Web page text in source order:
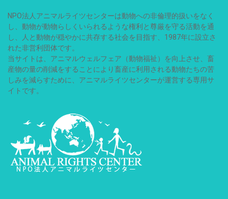
NPO法人アニマルライツセンターは動物への非倫理的扱いをなく
し、動物が動物らしくいられるような権利と尊厳を守る活動を通
し、人と動物が穏やかに共存する社会を目指す、1987年に設立さ
れた非営利団体です。
当サイトは、アニマルウェルフェア（動物福祉）を向上させ、畜
産物の量の削減をすることにより畜産に利用される動物たちの苦
しみを減らすために、アニマルライツセンターが運営する専用サ
イトです。